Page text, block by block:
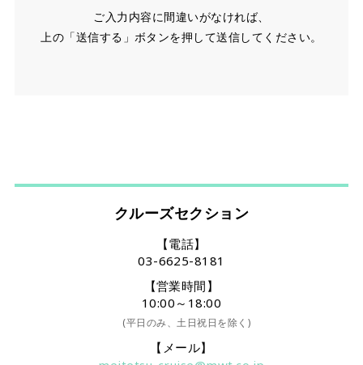
ご入力内容に間違いがなければ、
上の「送信する」ボタンを押して送信してください。
クルーズセクション
【電話】
03-6625-8181
【営業時間】
10:00～18:00
(平日のみ、土日祝日を除く)
【メール】